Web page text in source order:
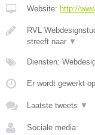
Website: http://
RVL
streeft naar ▼
Diensten:
Er wordt gewerkt
Laatste tweets ▼
Sociale media: